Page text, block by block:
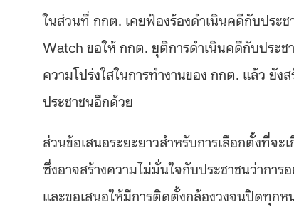
ในส่วนที่ กกต. เคยฟ้องร้องดำเนินคดีกับประ
Watch ขอให้ กกต. ยุติการดำเนินคดีกับประช
ความโปร่งใสในการทำงานของ กกต. แล้ว ยัง
ประชาชนอีกด้วย
ส่วนข้อเสนอระยะยาวสำหรับการเลือกตั้งที่จ
ซึ่งอาจสร้างความไม่มั่นใจกับประชาชนว่าการ
และขอเสนอให้มีการติดตั้งกล้องวงจนปิดทุกห